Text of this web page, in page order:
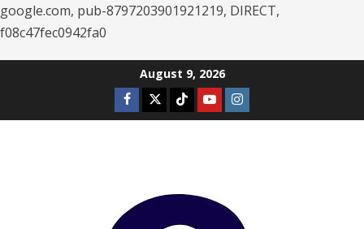
google.com, pub-8797203901921219, DIRECT,
f08c47fec0942fa0
August 9, 2026
Facebook
TwitterTiktokYoutubeInstagram